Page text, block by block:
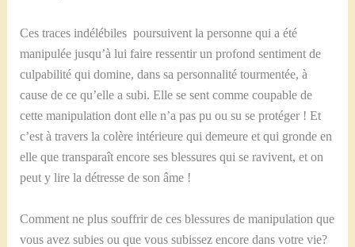
Ces traces indélébiles poursuivent la personne qui a été
manipulée jusqu’à lui faire ressentir un profond sentiment de
culpabilité qui domine, dans sa personnalité tourmentée, à
cause de ce qu’elle a subi. Elle se sent comme coupable de
cette manipulation dont elle n’a pas pu ou su se protéger ! Et
c’est à travers la colère intérieure qui demeure et qui gronde en
elle que transparaît encore ses blessures qui se ravivent, et on
peut y lire la détresse de son âme !
Comment ne plus souffrir de ces blessures de manipulation que
vous avez subies ou que vous subissez encore dans votre vie?